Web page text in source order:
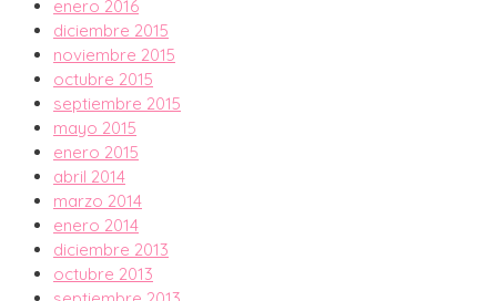
enero 2016
diciembre 2015
noviembre 2015
octubre 2015
septiembre 2015
mayo 2015
enero 2015
abril 2014
marzo 2014
enero 2014
diciembre 2013
octubre 2013